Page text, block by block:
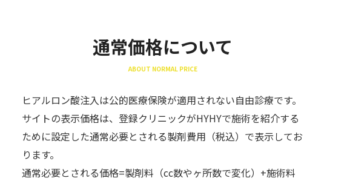
通常価格について
ABOUT NORMAL PRICE
ヒアルロン酸注入は公的医療保険が適用されない自由診療です。
サイトの表示価格は、登録クリニックがHYHYで施術を紹介する
ために設定した通常必要とされる製剤費用（税込）で表示してお
ります。
通常必要とされる価格=製剤料（cc数やヶ所数で変化）+施術料